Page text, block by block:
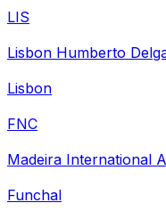
LIS
Lisbon Humberto
Lisbon
FNC
Madeira International
Funchal